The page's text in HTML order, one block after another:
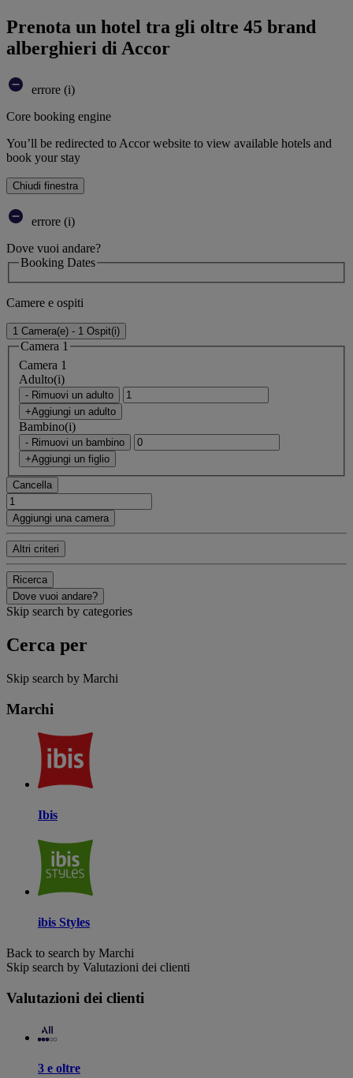
Prenota un hotel tra gli oltre 45 brand
alberghieri di Accor
errore (i)
Core booking engine
You’ll be redirected to Accor website to view available hotels and
book your stay
Chiudi finestra
errore (i)
Dove vuoi andare?
Booking Dates
Camere e ospiti
1 Camera(e) - 1 Ospit(i)
Camera 1
Camera 1
Adulto(i)
- Rimuovi un adulto
+Aggiungi un adulto
Bambino(i)
- Rimuovi un bambino
+Aggiungi un figlio
Cancella
Aggiungi una camera
Altri criteri
Ricerca
Dove vuoi andare?
Skip search by categories
Cerca per
Skip search by Marchi
Marchi
Ibis
ibis Styles
Back to search by Marchi
Skip search by Valutazioni dei clienti
Valutazioni dei clienti
3 e oltre